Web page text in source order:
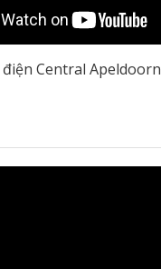
Central